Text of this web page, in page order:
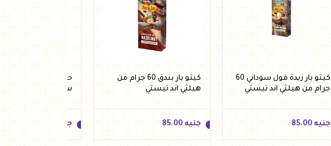
كيتو بار زبدة فول سوداني 60
جرام من هيلثي اند تيستي
جنيه 85.00
كيتو بار بندق 60 جرام من
هيلثي اند تيستي
جنيه 85.00
حلقات شوفان
ستيفيا 250 جرام من فيردي
جنيه 92.50